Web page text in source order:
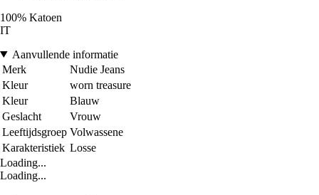
100% Katoen
IT
Aanvullende informatie
Merk
Nudie Jeans
Kleur
worn treasure
Kleur
Blauw
Geslacht
Vrouw
Leeftijdsgroep Volwassene
Karakteristiek Losse
Loading...
Loading...